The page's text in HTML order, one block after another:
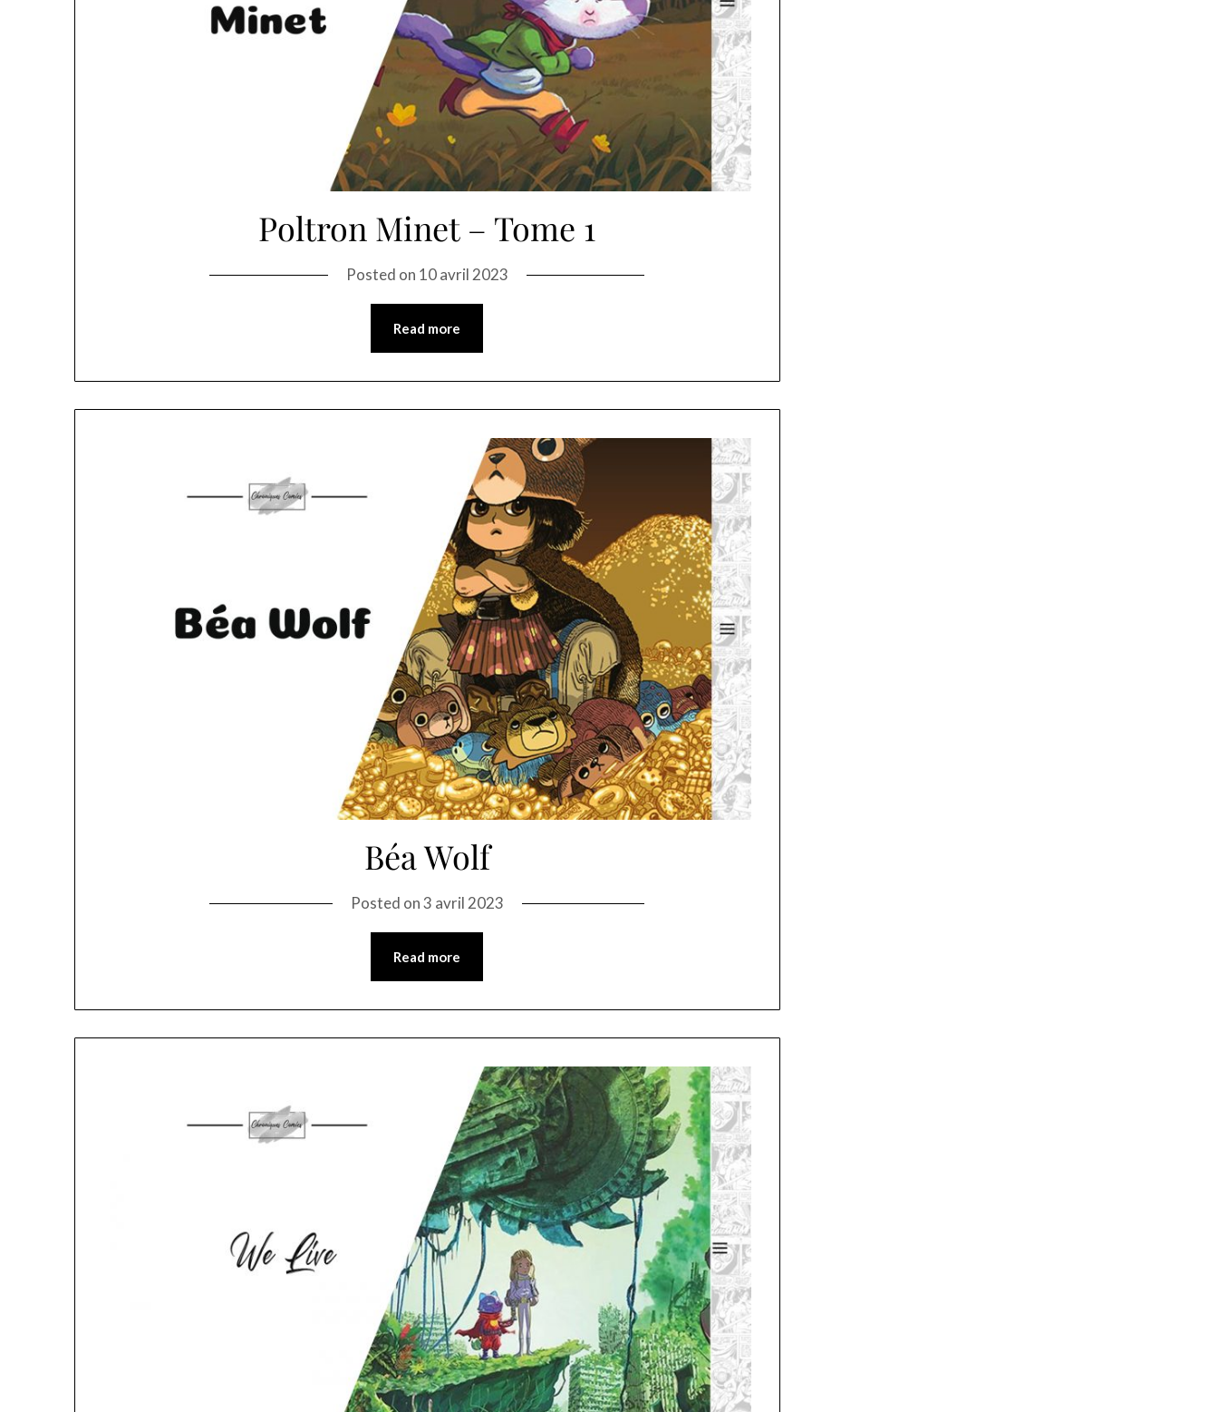
Poltron Minet – Tome 1
Posted on 10 avril 2023
Read more
Béa Wolf
Posted on3 avril 2023
Read more